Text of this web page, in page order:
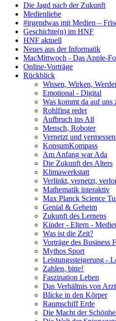
Die Jagd nach der Zukunft
Medienliebe
#irgendwas mit Medien –
Geschichte(n) im HNF
HNF aktuell
Neues aus der Informatik
MacMittwoch - Das Apple-
Online-Vorträge
Rückblick
Wissen, Wirken,
Emotional - Digital
Was kommt da auf uns
Rohlfing redet
Aufbruch ins All
Mensch, Roboter
Vernetzt und
KonsumKompass
Am Anfang war Ada
Die Zukunft des Alters
Klimawerkstatt
Verlinkt, vernetzt,
Mathematik interaktiv
Max Planck Science
Genial & Geheim
Zukunft des Lernens
Kinder - Eltern -
Was ist die Zeit?
Vorträge des Business
Mythos Sport
Leistungssteigerung -
Zahlen, bitte!
Faszination Leben
Das Verhältnis von
Blicke in den Körper
Raumschiff Erde
Die Macht der